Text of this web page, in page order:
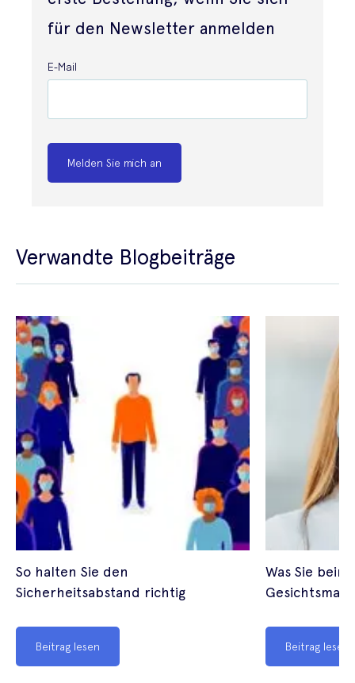
für den Newsletter anmelden
E-Mail
Melden Sie mich an
Verwandte Blogbeiträge
So halten Sie den
Sicherheitsabstand richtig
Beitrag lesen
Was Sie
Beitrag lesen